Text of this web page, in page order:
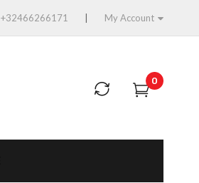
+32466266171 My Account
0